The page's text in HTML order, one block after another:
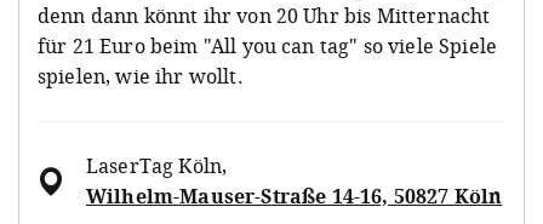
denn dann könnt ihr von 20 Uhr bis Mitternacht
für 21 Euro beim "All you can tag" so viele Spiele
spielen, wie ihr wollt.
LaserTag Köln,
Wilhelm-Mauser-Straße 14-16, 50827 Köln